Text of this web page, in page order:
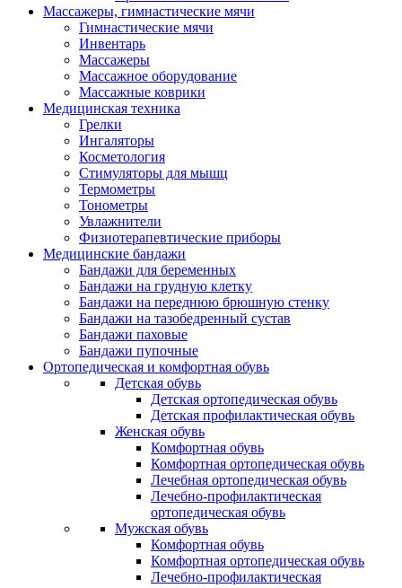
Массажеры, гимнастические мячи
Гимнастические мячи
Инвентарь
Массажеры
Массажное оборудование
Массажные коврики
Медицинская техника
Грелки
Ингаляторы
Косметология
Стимуляторы для мышц
Термометры
Тонометры
Увлажнители
Физиотерапевтические приборы
Медицинские бандажи
Бандажи для беременных
Бандажи на грудную клетку
Бандажи на переднюю брюшную стенку
Бандажи на тазобедренный сустав
Бандажи паховые
Бандажи пупочные
Ортопедическая и комфортная обувь
Детская обувь
Детская ортопедическая обувь
Детская профилактическая обувь
Женская обувь
Комфортная обувь
Комфортная ортопедическая обувь
Лечебная ортопедическая обувь
Лечебно-профилактическая
ортопедическая обувь
Мужская обувь
Комфортная обувь
Комфортная ортопедическая обувь
Лечебно-профилактическая